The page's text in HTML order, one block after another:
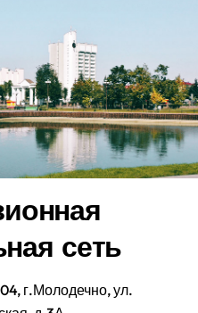
сеть
г.Молодечно, ул.